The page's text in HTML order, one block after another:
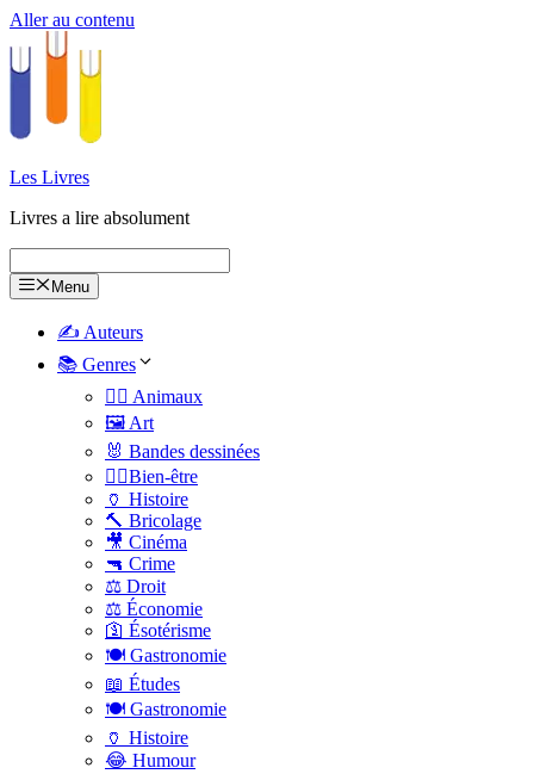
Aller au contenu
Les Livres
Livres a lire absolument
Menu
✍️ Auteurs
📚 Genres
🐕‍🦺 Animaux
🖼️ Art
🐰 Bandes dessinées
🧑‍⚕️Bien-être
🏺 Histoire
🔨 Bricolage
🎥 Cinéma
🔫 Crime
⚖️ Droit
⚖️ Économie
🛐 Ésotérisme
🍽️ Gastronomie
📖 Études
🍽️ Gastronomie
🏺 Histoire
😂 Humour